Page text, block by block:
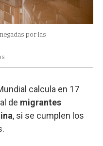
por las
calcula en 17
de migrantes
, si se cumplen los